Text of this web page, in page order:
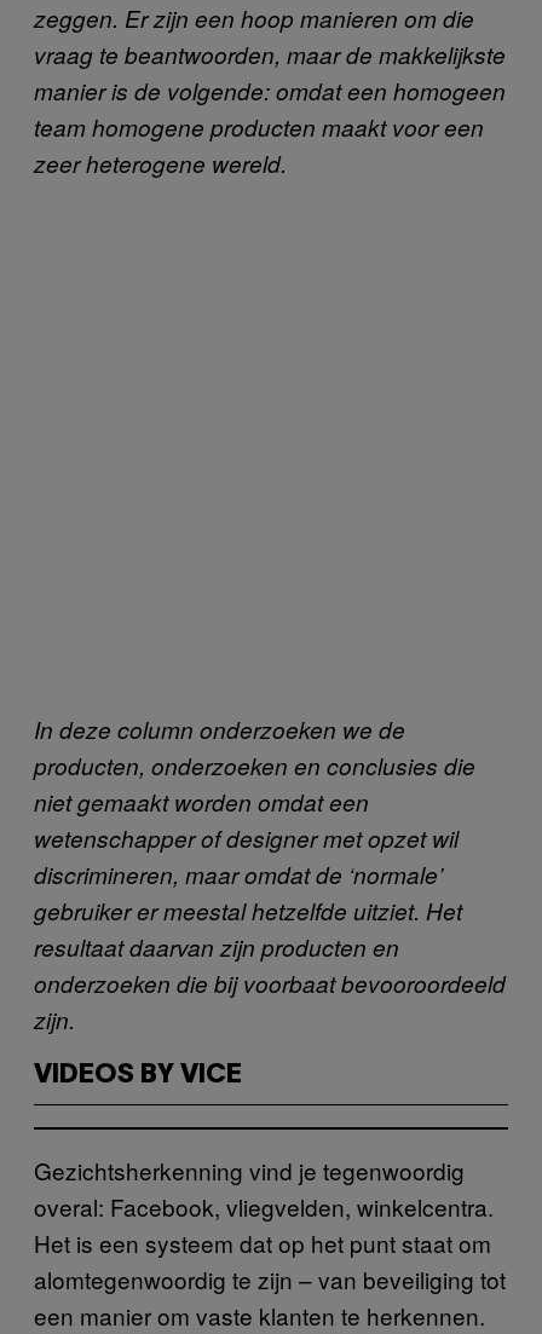
zeggen. Er zijn een hoop manieren om die
vraag te beantwoorden, maar de makkelijkste
manier is de volgende: omdat een homogeen
team homogene producten maakt voor een
zeer heterogene wereld.
In deze column onderzoeken we de
producten, onderzoeken en conclusies die
niet gemaakt worden omdat een
wetenschapper of designer met opzet wil
discrimineren, maar omdat de ‘normale’
gebruiker er meestal hetzelfde uitziet. Het
resultaat daarvan zijn producten en
onderzoeken die bij voorbaat bevooroordeeld
zijn.
VIDEOS BY VICE
Gezichtsherkenning vind je tegenwoordig
overal: Facebook, vliegvelden, winkelcentra.
Het is een systeem dat op het punt staat om
alomtegenwoordig te zijn – van beveiliging tot
een manier om vaste klanten te herkennen.